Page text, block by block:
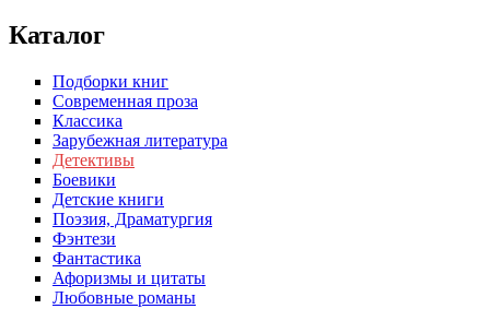
Каталог
Подборки книг
Современная проза
Классика
Зарубежная литература
Детективы
Боевики
Детские книги
Поэзия, Драматургия
Фэнтези
Фантастика
Афоризмы и цитаты
Любовные романы